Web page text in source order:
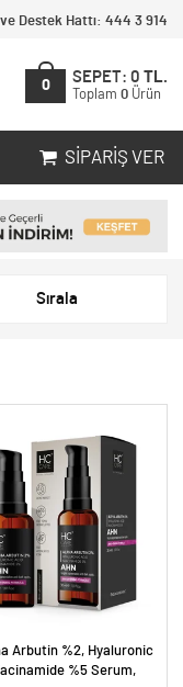
Destek Hattı: 444 3 914
0
SEPET: 0 TL.
Toplam 0 Ürün
SIPARIŞ VER
Sırala
Arbutin %2, Hyaluronic
%5 Serum,